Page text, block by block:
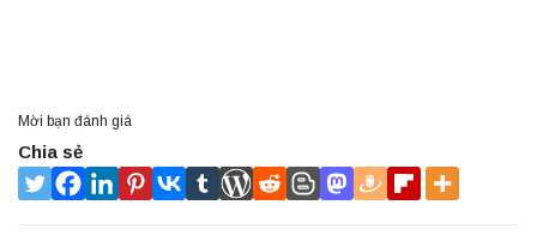
Mời bạn đánh giá
Chia sẻ